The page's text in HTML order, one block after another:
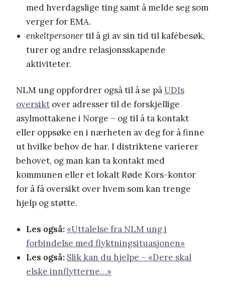
med hverdagslige ting samt å melde seg som
verger for EMA.
enkeltpersonertil å gi av sin tid til kafébesøk,
turer og andre relasjonsskapende
aktiviteter.
NLM ung oppfordrer også til å se påUDIs
oversikt over adresser til de forskjellige
asylmottakene i Norge – og til å ta kontakt
eller oppsøke en i nærheten av deg for å finne
ut hvilke behov de har. I distriktene varierer
behovet, og man kan ta kontakt med
kommunen eller et lokalt Røde Kors-kontor
for å få oversikt over hvem som kan trenge
hjelp og støtte.
Les også:«Uttalelse fra NLM ung i
forbindelse med flyktningsituasjonen»
Les også: Slik kan du hjelpe – «Dere skal
elske innflytterne…»